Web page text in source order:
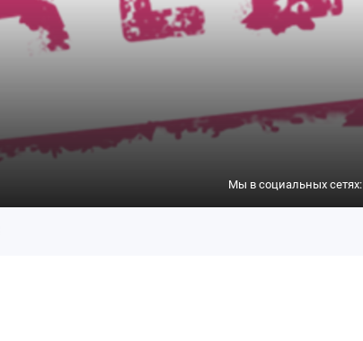
Мы в социальных сетях: